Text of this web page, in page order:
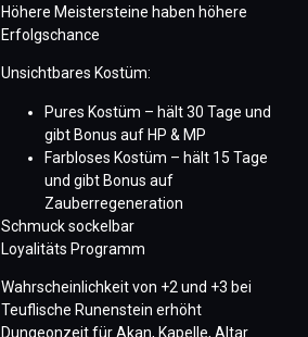
Höhere Meistersteine haben höhere
Erfolgschance
Unsichtbares Kostüm:
Pures Kostüm – hält 30 Tage und
gibt Bonus auf HP & MP
Farbloses Kostüm – hält 15 Tage
und gibt Bonus auf
Zauberregeneration
Schmuck sockelbar
Loyalitäts Programm
Wahrscheinlichkeit von +2 und +3 bei
Teuflische Runenstein erhöht
Dungeonzeit für Akan, Kapelle, Altar